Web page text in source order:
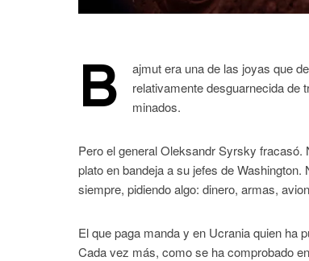
B
ajmut era una de las joyas que
relativamente desguarnecida de
minados.
Pero el general Oleksandr Syrsky
plato en bandeja a su jefes de
siempre, pidiendo algo: dinero, armas,
El que paga manda y en Ucrania quien ha
Cada vez más, como se ha comprobado